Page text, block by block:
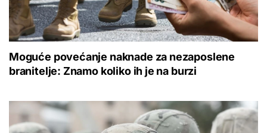
Moguće povećanje naknade za nezaposlene
branitelje: Znamo koliko ih je na burzi